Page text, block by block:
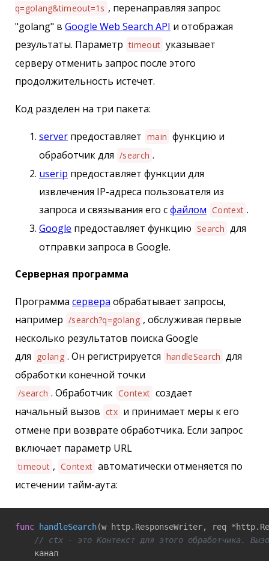
q=golang&timeout=1s , перенаправляя запрос
"golang" в Google Web Search API и отображая
результаты. Параметр timeout указывает
серверу отменить запрос после этого
продолжительность истечет.
Код разделен на три пакета:
server предоставляет main функцию и
обработчик для /search .
userip предоставляет функции для
извлечения IP-адреса пользователя из
запроса и связывания его сфайлом Context .
Google предоставляет функцию Search для
отправки запроса в Google.
Серверная программа
Программа сервера обрабатывает запросы,
например /search?q=golang , обслуживая первые
несколько результатов поиска Google
для golang . Он регистрируется handleSearch для
обработки конечной точки
/search . Обработчик Context создает
начальный вызов ctx и принимает меры к его
отмене при возврате обработчика. Если запрос
включает параметр URL
timeout , Context автоматически отменяется по
истечении тайм-аута:
func handleSearch(w http.ResponseWriter, req
// ctx - это Контекст для этого обработчика.
    канал